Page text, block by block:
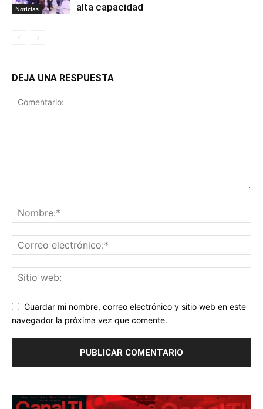
Noticias
alta capacidad
DEJA UNA RESPUESTA
Guardar mi nombre, correo electrónico y sitio web en este
navegador la próxima vez que comente.